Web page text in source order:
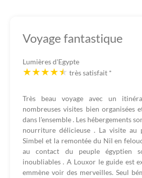
Voyage fantastique
Lumières d'Egypte
très satisfait *
Très beau voyage avec un
nombreuses visites bien organisées
dans l'ensemble . Les hébergements
nourriture délicieuse . La visite au
Simbel et la remontée du Nil en
au contact du peuple égyptien
inoubliables . A Louxor le guide est
emmène voir des merveilles. Seul